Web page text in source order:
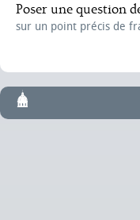
Poser une question
sur un point précis de